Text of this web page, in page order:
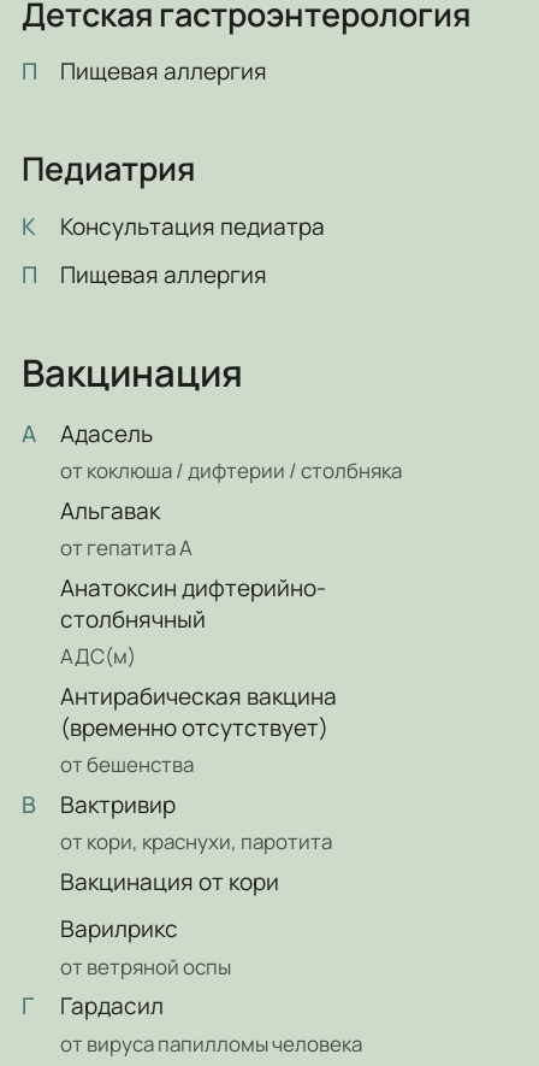
Детская гастроэнтерология
П Пищевая аллергия
Педиатрия
К
Консультация педиатра
П
Пищевая аллергия
Вакцинация
А Адасель
от коклюша / дифтерии / столбняка
Альгавак
от гепатита А
Анатоксин дифтерийно-
столбнячный
АДС(м)
Антирабическая вакцина
(временно отсутствует)
от бешенства
В Вактривир
от кори, краснухи, паротита
Вакцинация от кори
Варилрикс
от ветряной оспы
Г Гардасил
от вируса папилломы человека